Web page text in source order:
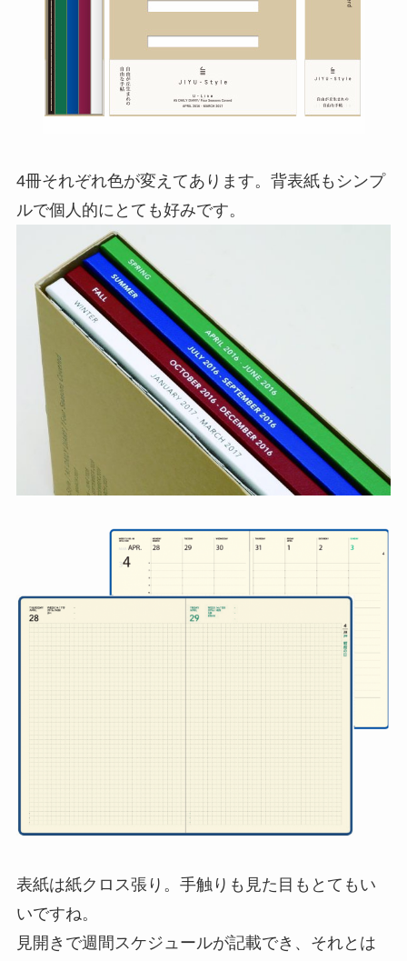
4冊それぞれ色が変えてあります。背表紙もシンプ
ルで個人的にとても好みです。
表紙は紙クロス張り。手触りも見た目もとてもい
いですね。
見開きで週間スケジュールが記載でき、それとは